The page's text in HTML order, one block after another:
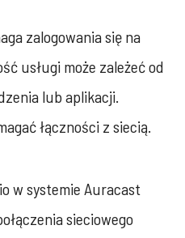
zalogowania się na
usługi może zależeć od
lub aplikacji.
łączności z siecią.
w systemie Auracast
sieciowego